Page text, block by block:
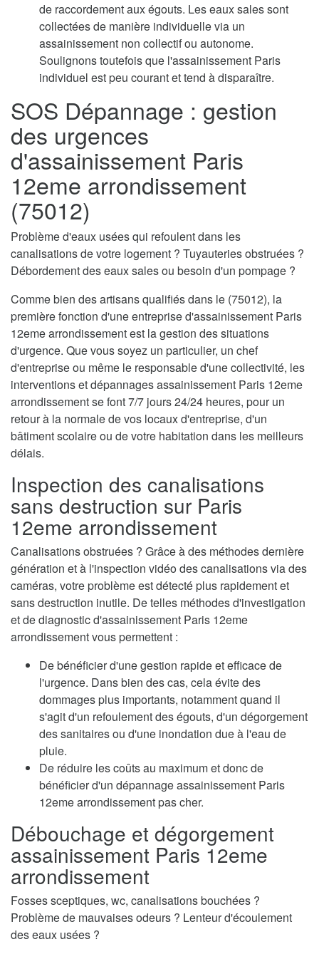
de raccordement aux égouts. Les eaux sales sont
collectées de manière individuelle via un
assainissement non collectif ou autonome.
Soulignons toutefois que l'assainissement Paris
individuel est peu courant et tend à disparaître.
SOS Dépannage : gestion
des urgences
d'assainissement Paris
12eme arrondissement
(75012)
Problème d'eaux usées qui refoulent dans les
canalisations de votre logement ? Tuyauteries obstruées ?
Débordement des eaux sales ou besoin d'un pompage ?
Comme bien des artisans qualifiés dans le (75012), la
première fonction d'une entreprise d'assainissement Paris
12eme arrondissement est la gestion des situations
d'urgence. Que vous soyez un particulier, un chef
d'entreprise ou même le responsable d'une collectivité, les
interventions et dépannages assainissement Paris 12eme
arrondissement se font 7/7 jours 24/24 heures, pour un
retour à la normale de vos locaux d'entreprise, d'un
bâtiment scolaire ou de votre habitation dans les meilleurs
délais.
Inspection des canalisations
sans destruction sur Paris
12eme arrondissement
Canalisations obstruées ? Grâce à des méthodes dernière
génération et à l'inspection vidéo des canalisations via des
caméras, votre problème est détecté plus rapidement et
sans destruction inutile. De telles méthodes d'investigation
et de diagnostic d'assainissement Paris 12eme
arrondissement vous permettent :
De bénéficier d'une gestion rapide et efficace de
l'urgence. Dans bien des cas, cela évite des
dommages plus importants, notamment quand il
s'agit d'un refoulement des égouts, d'un dégorgement
des sanitaires ou d'une inondation due à l'eau de
pluie.
De réduire les coûts au maximum et donc de
bénéficier d'un dépannage assainissement Paris
12eme arrondissement pas cher.
Débouchage et dégorgement
assainissement Paris 12eme
arrondissement
Fosses sceptiques, wc, canalisations bouchées ?
Problème de mauvaises odeurs ? Lenteur d'écoulement
des eaux usées ?